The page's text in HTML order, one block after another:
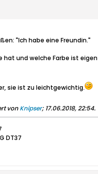
"Ich habe eine Freundin."
hat und welche Farbe ist
sie ist zu leichtgewichtig.
von Knipser; 17.06.2018, 22:54.
DT37